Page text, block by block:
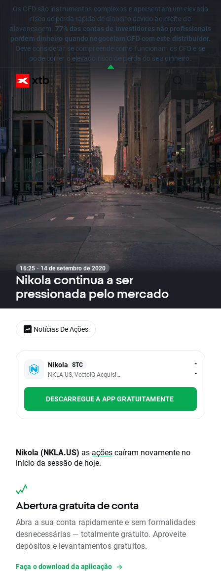
Os CFD são instrumentos complexos e apresentam um elevado
risco de perda rápida de dinheiro devido ao efeito de
alavancagem. 77% das contas de investidores não profissionais
perdem dinheiro quando negoceiam CFD com este distribuidor.
Deve considerar se compreende como funcionam os CFD e se
pode correr o elevado risco de perda do seu dinheiro.
16:25 · 14 de setembro de 2020
Nikola continua a ser
pressionada pelo mercado
Nikola STC
NKLA.US, VectoIQ Acquisition Corp
-
-
DESCARREGUE A APP GRATUITAMENTE
Nikola (NKLA.US) as açõescaíram novamente no
início da sessão de hoje.
Abertura gratuita de conta
Abra a sua conta rapidamente e sem formalidades
desnecessárias — totalmente gratuito. Aproveite
depósitos e levantamentos gratuitos.
Faça o download da aplicação
Notícias De Ações